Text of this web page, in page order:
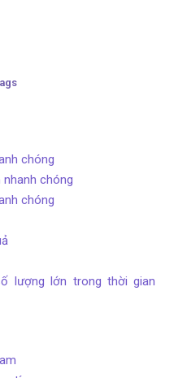
chóng
chóng
chóng
lượng lớn trong thời gian